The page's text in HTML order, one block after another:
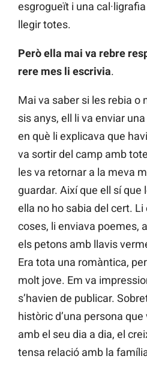
esgrogueït i una
llegir totes.
Però ella mai va rebre
rere mes li escrivia.
Mai va saber si les rebia o
sis anys, ell li va enviar
en què li explicava que
va sortir del camp amb
les va retornar a la meva
guardar. Així que ell sí que
ella no ho sabia del cert.
coses, li enviava poemes,
els petons amb llavis
Era tota una romàntica,
molt jove. Em va
s’havien de publicar.
històric d’una persona
amb el seu dia a dia, el
tensa relació amb la